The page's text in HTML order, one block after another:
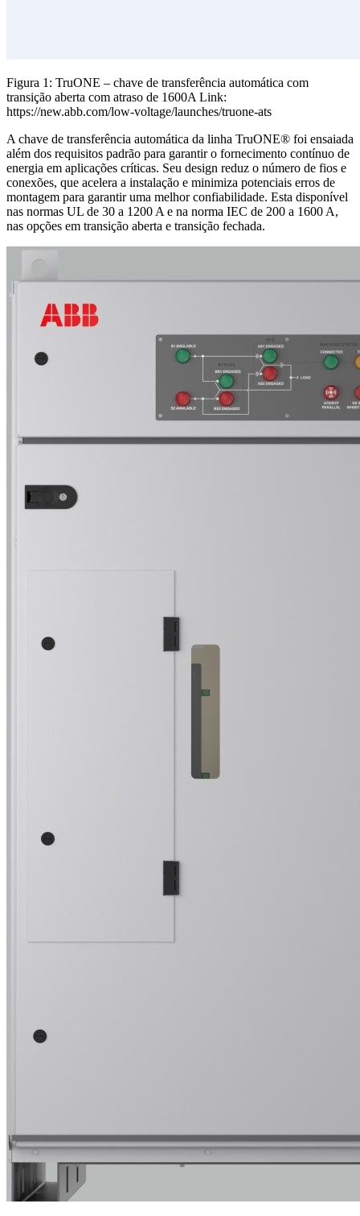
Figura 1: TruONE – chave de transferência automática com
transição aberta com atraso de 1600A Link:
https://new.abb.com/low-voltage/launches/truone-ats
A chave de transferência automática da linha TruONE® foi ensaiada
além dos requisitos padrão para garantir o fornecimento contínuo de
energia em aplicações críticas. Seu design reduz o número de fios e
conexões, que acelera a instalação e minimiza potenciais erros de
montagem para garantir uma melhor confiabilidade. Esta disponível
nas normas UL de 30 a 1200 A e na norma IEC de 200 a 1600 A,
nas opções em transição aberta e transição fechada.